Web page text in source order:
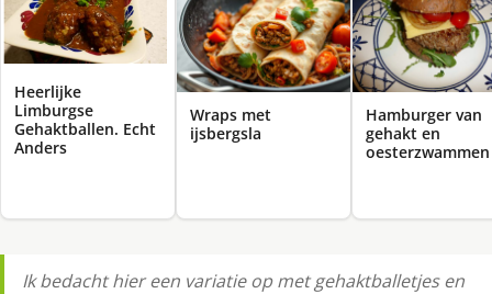
Heerlijke
Limburgse
Gehaktballen. Echt
Anders
Wraps met
ijsbergsla
Hamburger van
gehakt en
oesterzwammen
Ik bedacht hier een variatie op met gehaktballetjes en